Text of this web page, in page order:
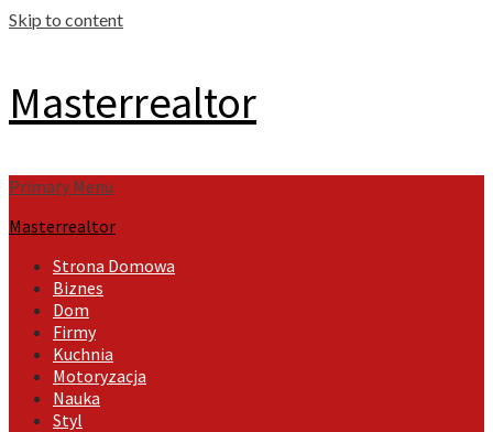
Skip to content
Masterrealtor
Primary Menu
Masterrealtor
Strona Domowa
Biznes
Dom
Firmy
Kuchnia
Motoryzacja
Nauka
Styl